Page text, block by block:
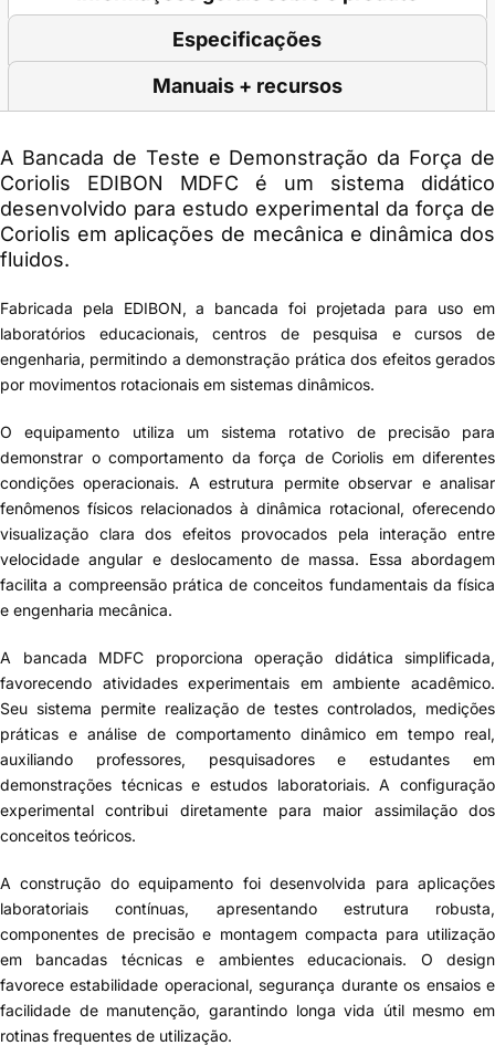
Especificações
Manuais + recursos
A Bancada de Teste e Demonstração da Força de
Coriolis EDIBON MDFC é um sistema didático
desenvolvido para estudo experimental da força de
Coriolis em aplicações de mecânica e dinâmica dos
fluidos.
Fabricada pela EDIBON, a bancada foi projetada para uso em
laboratórios educacionais, centros de pesquisa e cursos de
engenharia, permitindo a demonstração prática dos efeitos gerados
por movimentos rotacionais em sistemas dinâmicos.
O equipamento utiliza um sistema rotativo de precisão para
demonstrar o comportamento da força de Coriolis em diferentes
condições operacionais. A estrutura permite observar e analisar
fenômenos físicos relacionados à dinâmica rotacional, oferecendo
visualização clara dos efeitos provocados pela interação entre
velocidade angular e deslocamento de massa. Essa abordagem
facilita a compreensão prática de conceitos fundamentais da física
e engenharia mecânica.
A bancada MDFC proporciona operação didática simplificada,
favorecendo atividades experimentais em ambiente acadêmico.
Seu sistema permite realização de testes controlados, medições
práticas e análise de comportamento dinâmico em tempo real,
auxiliando professores, pesquisadores e estudantes em
demonstrações técnicas e estudos laboratoriais. A configuração
experimental contribui diretamente para maior assimilação dos
conceitos teóricos.
A construção do equipamento foi desenvolvida para aplicações
laboratoriais contínuas, apresentando estrutura robusta,
componentes de precisão e montagem compacta para utilização
em bancadas técnicas e ambientes educacionais. O design
favorece estabilidade operacional, segurança durante os ensaios e
facilidade de manutenção, garantindo longa vida útil mesmo em
rotinas frequentes de utilização.